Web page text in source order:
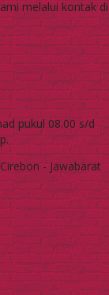
melalui kontak di
pukul 08.00 s/d
- Jawabarat